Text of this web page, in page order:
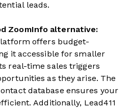
leads.
ZoomInfo alternative:
offers budget-
it accessible for smaller
real-time sales triggers
as they arise. The
database ensures your
Additionally, Lead411